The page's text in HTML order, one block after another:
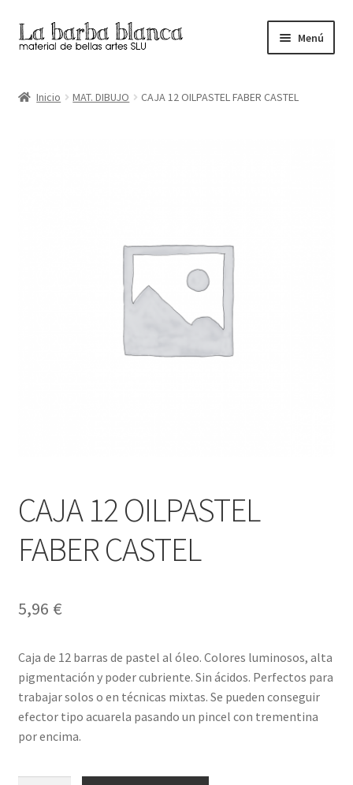
Ir
a
navegación
Ir
al
Menú
Inicio MAT. DIBUJO CAJA 12 OILPASTEL FABER CASTEL
CAJA 12 OILPASTEL
FABER CASTEL
5,96 €
Caja de 12 barras de pastel al óleo. Colores luminosos, alta
pigmentación y poder cubriente. Sin ácidos. Perfectos para
trabajar solos o en técnicas mixtas. Se pueden conseguir
efector tipo acuarela pasando un pincel con trementina
por encima.